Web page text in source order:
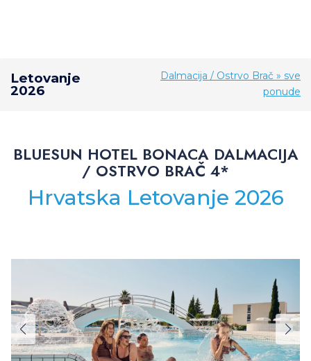
Letovanje
2026
Dalmacija / Ostrvo Brač » sve
ponude
BLUESUN HOTEL BONACA DALMACIJA
/ OSTRVO BRAČ 4*
Hrvatska Letovanje 2026